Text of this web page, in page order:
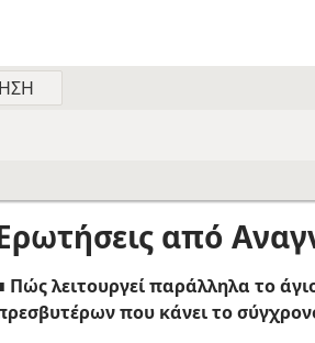
από
Πώς λειτουργεί παράλληλα το
που κάνει το